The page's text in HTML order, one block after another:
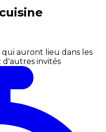
: Expériences
auront lieu dans les
d'autres invités